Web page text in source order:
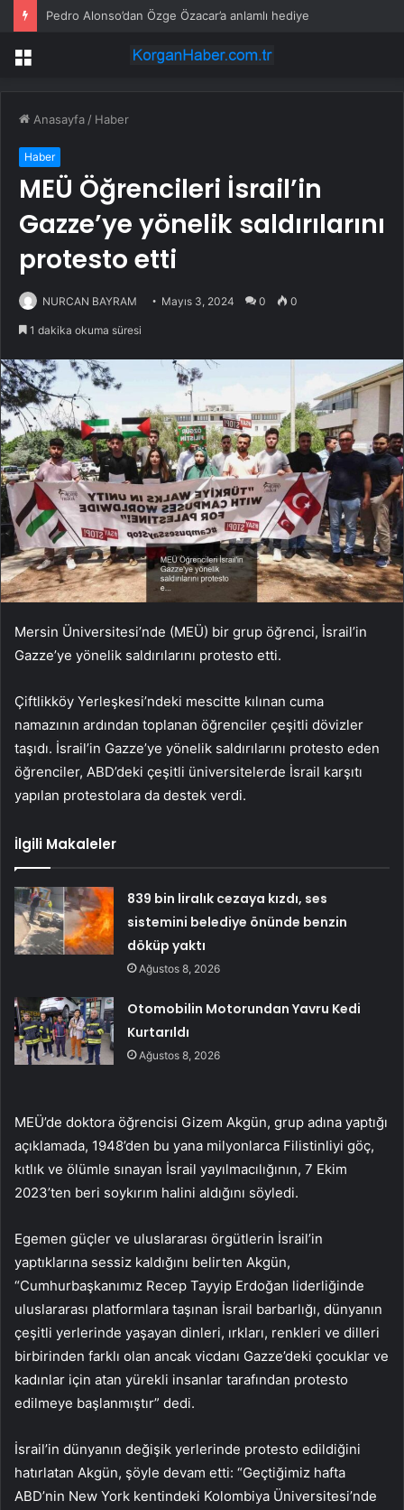
Pedro Alonso’dan Özge Özacar’a anlamlı hediye
Menü
Anasayfa / Haber
Haber
MEÜ Öğrencileri İsrail’in
Gazze’ye yönelik saldırılarını
protesto etti
NURCAN BAYRAM Mayıs 3, 2024 0 0
1 dakika okuma süresi
Mersin Üniversitesi’nde (MEÜ) bir grup öğrenci, İsrail’in
Gazze’ye yönelik saldırılarını protesto etti.
Çiftlikköy Yerleşkesi’ndeki mescitte kılınan cuma
namazının ardından toplanan öğrenciler çeşitli dövizler
taşıdı. İsrail’in Gazze’ye yönelik saldırılarını protesto eden
öğrenciler, ABD’deki çeşitli üniversitelerde İsrail karşıtı
yapılan protestolara da destek verdi.
İlgili Makaleler
839 bin liralık cezaya kızdı, ses
sistemini belediye önünde benzin
döküp yaktı
Ağustos 8, 2026
Otomobilin Motorundan Yavru Kedi
Kurtarıldı
Ağustos 8, 2026
MEÜ’de doktora öğrencisi Gizem Akgün, grup adına yaptığı
açıklamada, 1948’den bu yana milyonlarca Filistinliyi göç,
kıtlık ve ölümle sınayan İsrail yayılmacılığının, 7 Ekim
2023’ten beri soykırım halini aldığını söyledi.
Egemen güçler ve uluslararası örgütlerin İsrail’in
yaptıklarına sessiz kaldığını belirten Akgün,
“Cumhurbaşkanımız Recep Tayyip Erdoğan liderliğinde
uluslararası platformlara taşınan İsrail barbarlığı, dünyanın
çeşitli yerlerinde yaşayan dinleri, ırkları, renkleri ve dilleri
birbirinden farklı olan ancak vicdanı Gazze’deki çocuklar ve
kadınlar için atan yürekli insanlar tarafından protesto
edilmeye başlanmıştır” dedi.
İsrail’in dünyanın değişik yerlerinde protesto edildiğini
hatırlatan Akgün, şöyle devam etti: “Geçtiğimiz hafta
ABD’nin New York kentindeki Kolombiya Üniversitesi’nde